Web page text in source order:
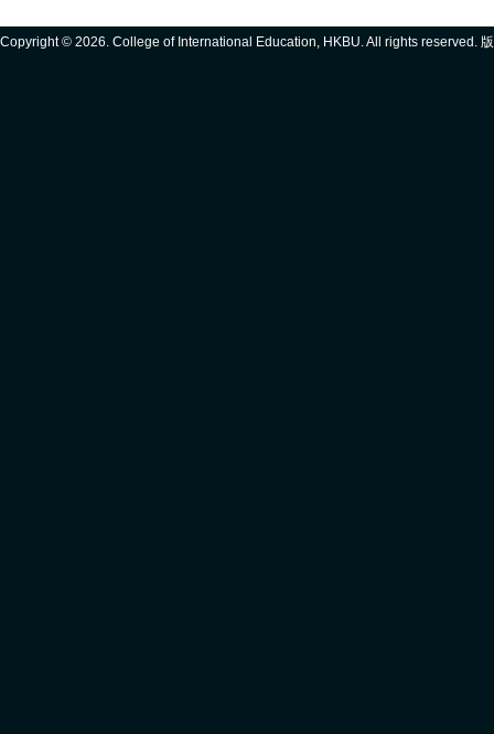
Copyright © 2026. College of International Education, HKBU. All rights reserved.